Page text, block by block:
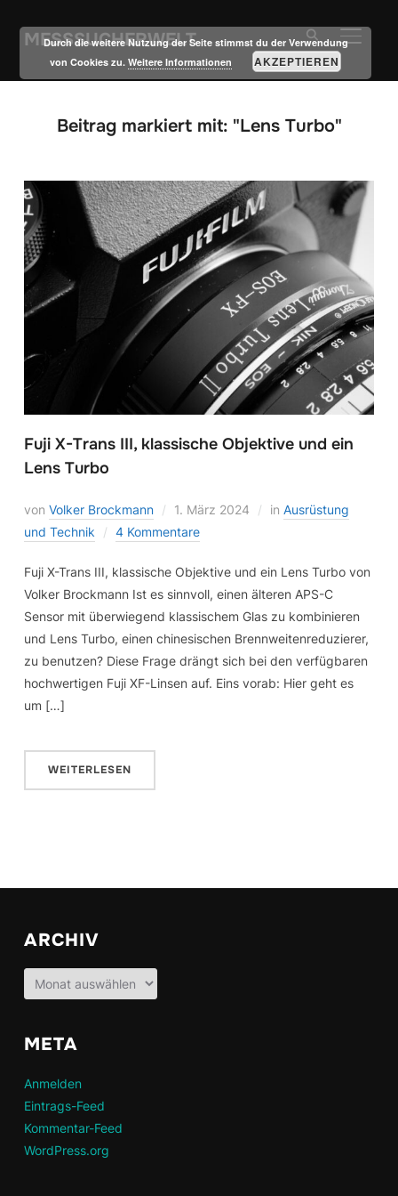
MESSSUCHERWELT
Beitrag markiert mit: "Lens Turbo"
Fuji X-Trans III, klassische Objektive und ein
Lens Turbo
von Volker Brockmann 1. März 2024 in Ausrüstung
und Technik
4 Kommentare
Fuji X-Trans III, klassische Objektive und ein Lens Turbo von
Volker Brockmann Ist es sinnvoll, einen älteren APS-C
Sensor mit überwiegend klassischem Glas zu kombinieren
und Lens Turbo, einen chinesischen Brennweitenreduzierer,
zu benutzen? Diese Frage drängt sich bei den verfügbaren
hochwertigen Fuji XF-Linsen auf. Eins vorab: Hier geht es
um […]
WEITERLESEN
ARCHIV
Archiv
META
Anmelden
Eintrags-Feed
Kommentar-Feed
WordPress.org
Durch die weitere Nutzung der Seite stimmst du der Verwendung
von Cookies zu.Weitere Informationen AKZEPTIEREN